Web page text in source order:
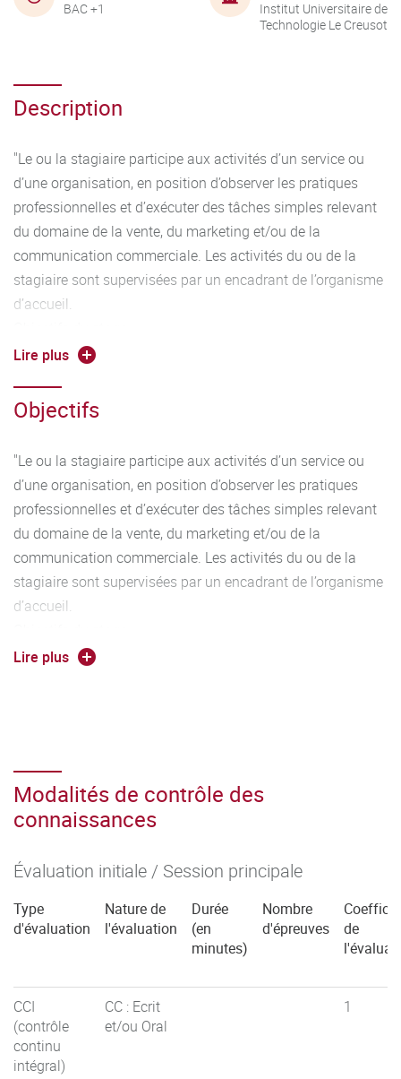
BAC +1
Institut Universitaire de
Technologie Le Creusot
Description
"Le ou la stagiaire participe aux activités d’un service ou
d’une organisation, en position d’observer les pratiques
professionnelles et d’exécuter des tâches simples relevant
du domaine de la vente, du marketing et/ou de la
communication commerciale. Les activités du ou de la
stagiaire sont supervisées par un encadrant de l’organisme
d’accueil.
– Découvrir l’entreprise ou l’organisation dans ses aspects
– Découvrir la réalité de l’activité du cadre intermédiaire
dans l’environnement commercial
– Mobiliser les acquis académiques en situation
professionnelle
– Développer le projet personnel professionnel"
Lire plus
Objectifs
"Le ou la stagiaire participe aux activités d’un service ou
d’une organisation, en position d’observer les pratiques
professionnelles et d’exécuter des tâches simples relevant
du domaine de la vente, du marketing et/ou de la
communication commerciale. Les activités du ou de la
stagiaire sont supervisées par un encadrant de l’organisme
d’accueil.
– Découvrir l’entreprise ou l’organisation dans ses aspects
– Mobiliser les acquis académiques en situation
professionnelle
– Développer le projet personnel professionnel"
Lire plus
Modalités de contrôle des
connaissances
Évaluation initiale / Session principale
Type
d'évaluation
Nature de
l'évaluation
Durée
(en
minutes)
Nombre
d'épreuves
de
CCI
(contrôle
continu
intégral)
CC : Ecrit
et/ou Oral
1